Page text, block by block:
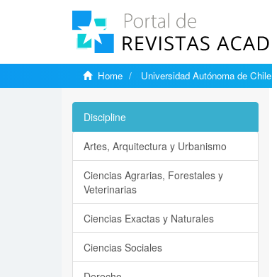
Home Universidad Autónoma de Chile
Discipline
Artes, Arquitectura y Urbanismo
Ciencias Agrarias, Forestales y
Veterinarias
Ciencias Exactas y Naturales
Ciencias Sociales